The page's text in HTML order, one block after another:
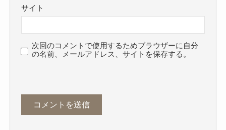
サイト
次回のコメントで使用するためブラウザーに自分
の名前、メールアドレス、サイトを保存する。